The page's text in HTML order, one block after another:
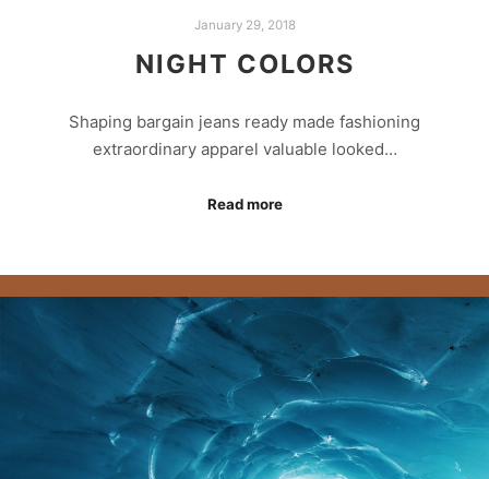
January 29, 2018
NIGHT COLORS
Shaping bargain jeans ready made fashioning
extraordinary apparel valuable looked…
Read more